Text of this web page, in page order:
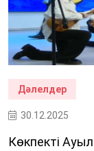
Дәлелдер
30.12.2025
Көкпекті